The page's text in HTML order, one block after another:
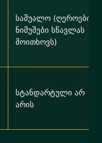
საშუალო (ღეროების
ნიმუშები სწავლას
მოითხოვს)
სტანდარტული არ
არის